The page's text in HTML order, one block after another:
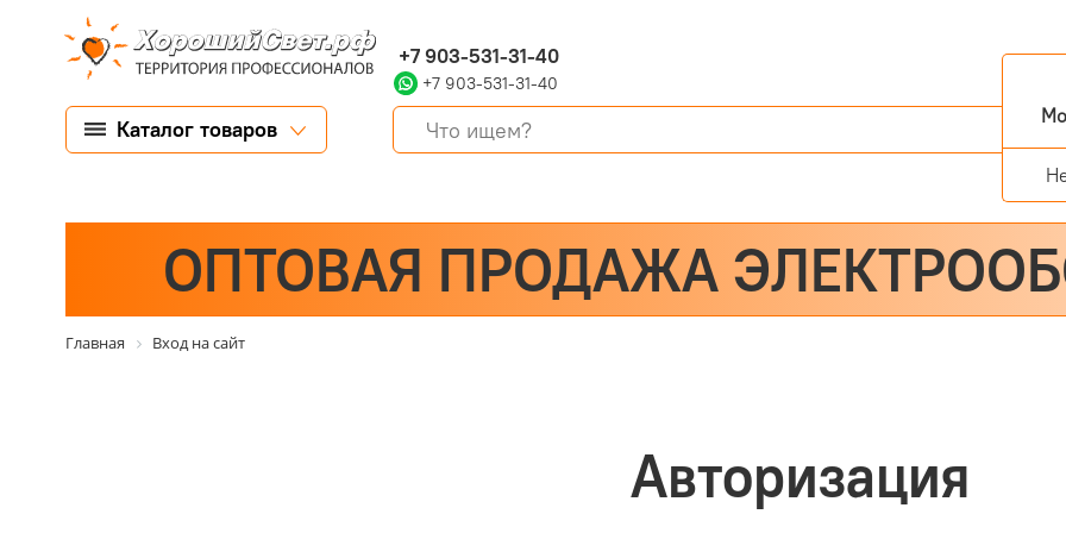
+7 903-531-31-40
+7 903-531-31-40
Каталог товаров
ОПТОВАЯ ПРОДАЖА
Главная Вход на сайт
Авторизация